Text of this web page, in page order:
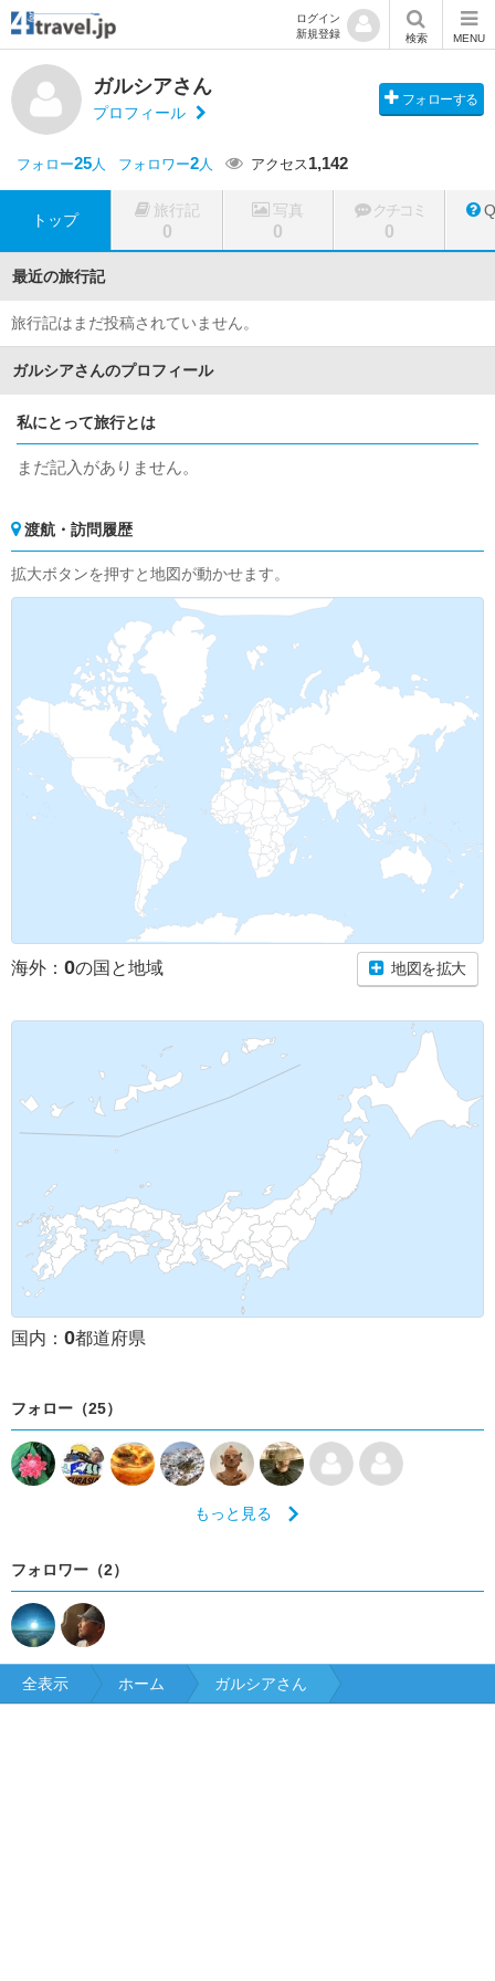
ログイン
新規登録
検索 MENU
ガルシアさん
プロフィール
フォローする
フォロー25人 フォロワー2人 アクセス1,142
トップ
旅行記
0
写真
0
クチコミ
0
最近の旅行記
旅行記はまだ投稿されていません。
ガルシアさんのプロフィール
私にとって旅行とは
まだ記入がありません。
渡航・訪問履歴
拡大ボタンを押すと地図が動かせます。
海外： 0の国と地域 地図を拡大
国内： 0都道府県
フォロー（25）
もっと見る
フォロワー（2）
全表示 ホーム ガルシアさん